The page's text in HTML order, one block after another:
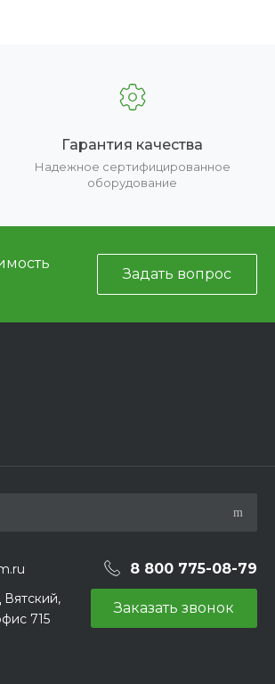
Гарантия качества
Надежное сертифицированное
оборудование
Задать вопрос
8 800 775-08-79
715
Заказать звонок